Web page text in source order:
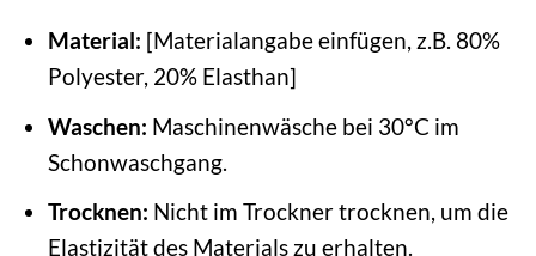
Material: [Materialangabe einfügen, z.B. 80%
Polyester, 20% Elasthan]
Waschen: Maschinenwäsche bei 30°C im
Schonwaschgang.
Trocknen: Nicht im Trockner trocknen, um die
Elastizität des Materials zu erhalten.